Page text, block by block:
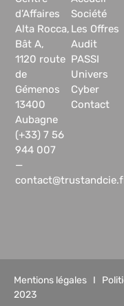
Société
Les Offres
Audit
PASSI
Univers
Cyber
Contact
d’Affaires
Alta Rocca,
Bât A,
1120 route
de
Gémenos
13400
Aubagne
(+33) 7 56
944 007
—
Mentions légales I
2023